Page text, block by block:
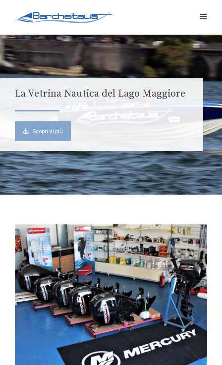
La Vetrina Nautica del Lago Maggiore
Scopri di più